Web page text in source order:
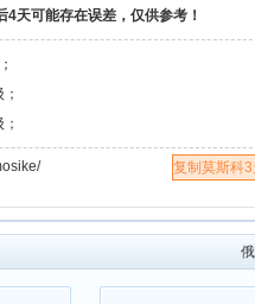
天可能存在误差，仅供参考！
复制莫斯科